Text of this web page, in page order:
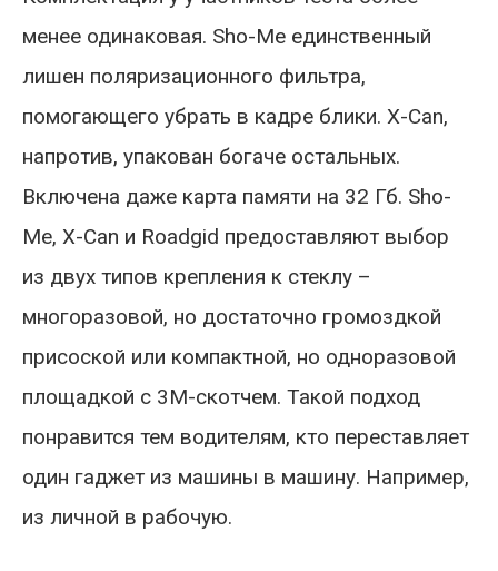
менее одинаковая. Sho-Me единственный
лишен поляризационного фильтра,
помогающего убрать в кадре блики. X-Can,
напротив, упакован богаче остальных.
Включена даже карта памяти на 32 Гб. Sho-
Me, X-Can и Roadgid предоставляют выбор
из двух типов крепления к стеклу –
многоразовой, но достаточно громоздкой
присоской или компактной, но одноразовой
площадкой с 3М-скотчем. Такой подход
понравится тем водителям, кто переставляет
один гаджет из машины в машину. Например,
из личной в рабочую.